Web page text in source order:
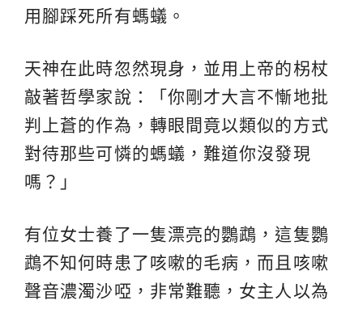
用腳踩死所有螞蟻。
天神在此時忽然現身，並用上帝的柺杖
敲著哲學家說：「你剛才大言不慚地批
判上蒼的作為，轉眼間竟以類似的方式
對待那些可憐的螞蟻，難道你沒發現
嗎？」
有位女士養了一隻漂亮的鸚鵡，這隻鸚
鵡不知何時患了咳嗽的毛病，而且咳嗽
聲音濃濁沙啞，非常難聽，女主人以為